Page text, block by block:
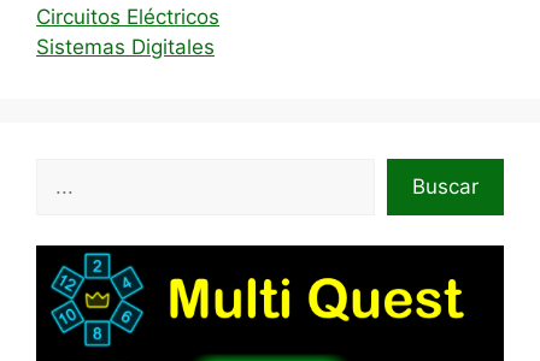
Circuitos Eléctricos
Sistemas Digitales
Buscar